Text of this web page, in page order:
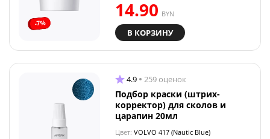
-7%
14.90 BYN
В КОРЗИНУ
4.9 259 оценок
Подбор краски (штрих-
корректор) для сколов и
царапин 20мл
Цвет: VOLVO 417 (Nautic Blue)